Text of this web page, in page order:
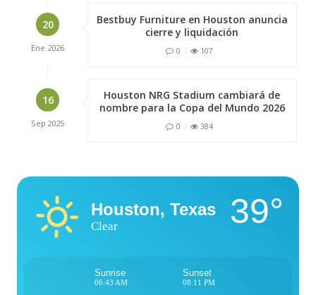
20
Ene 2026
Bestbuy Furniture en Houston anuncia
cierre y liquidación
0 107
16
Sep 2025
Houston NRG Stadium cambiará de
nombre para la Copa del Mundo 2026
0 384
Houston, Texas
Clear 39°
Sunrise
06:43 AM
Sunset
08:11 PM